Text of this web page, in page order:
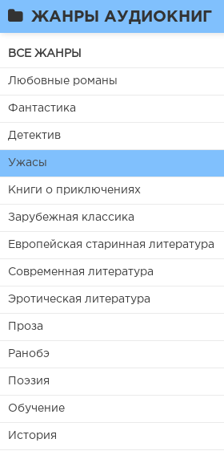
ЖАНРЫ АУДИОКНИГ
ВСЕ ЖАНРЫ
Любовные романы
Фантастика
Детектив
Ужасы
Книги о приключениях
Зарубежная классика
Европейская старинная литература
Современная литература
Эротическая литература
Проза
Ранобэ
Поэзия
Обучение
История